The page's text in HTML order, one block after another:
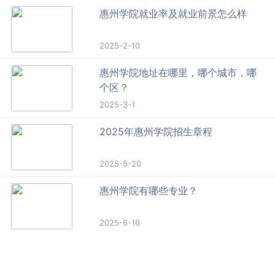
惠州学院就业率及就业前景怎么样
2025-2-10
惠州学院地址在哪里，哪个城市，哪
个区？
2025-3-1
2025年惠州学院招生章程
2025-5-20
惠州学院有哪些专业？
2025-6-16